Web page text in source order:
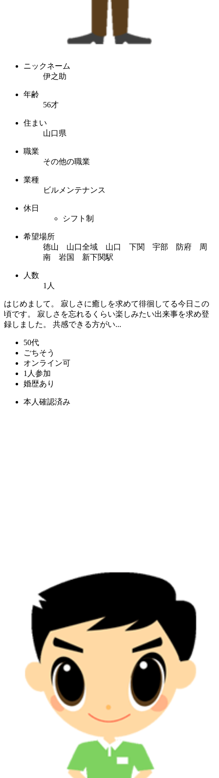
ニックネーム
伊之助
年齢
56才
住まい
山口県
職業
その他の職業
業種
ビルメンテナンス
休日
シフト制
希望場所
徳山 山口全域 山口 下関 宇部 防府 周
南 岩国 新下関駅
人数
1人
はじめまして。 寂しさに癒しを求めて徘徊してる今日この
頃です。 寂しさを忘れるくらい楽しみたい出来事を求め登
録しました。 共感できる方がい...
50代
ごちそう
オンライン可
1人参加
婚歴あり
本人確認済み